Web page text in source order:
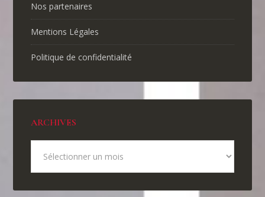
Nos partenaires
Mentions Légales
Politique de confidentialité
ARCHIVES